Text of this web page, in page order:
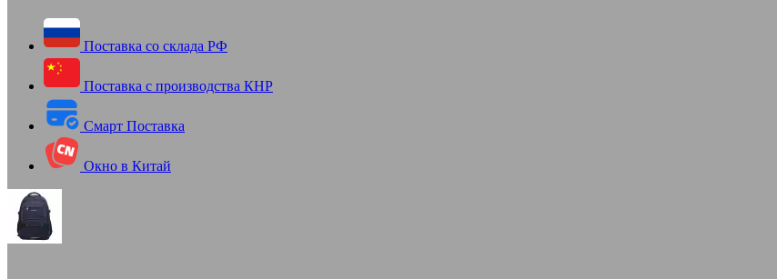
Поставка со склада РФ
Поставка с производства КНР
Смарт Поставка
Окно в Китай